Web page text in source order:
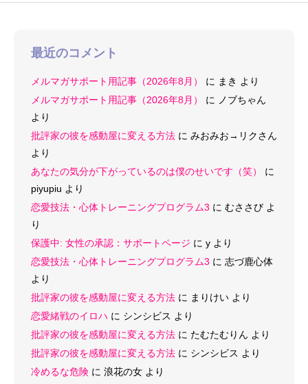
最近のコメント
メルマガサポート用記事（2026年8月） に まき より
メルマガサポート用記事（2026年8月）
に
ノブちゃん
より
批評家の彼を感動屋に変える方法 に みおみお→リクさん
より
あなたの気分が下がっているのは僕のせいです（笑）
に
piyupiu より
恋愛技法・心体トレーニングプログラム3 に むささび よ
り
保護中: 女性の承認：サポートページ に y より
恋愛技法・心体トレーニングプログラム3 に 志づ鹿心体
より
批評家の彼を感動屋に変える方法 に まりけい より
恋愛緒戦のイロハ に シンシビス より
批評家の彼を感動屋に変える方法 に たむたむりん より
批評家の彼を感動屋に変える方法 に シンシビス より
冷めるな危険 に 浪花の女 より